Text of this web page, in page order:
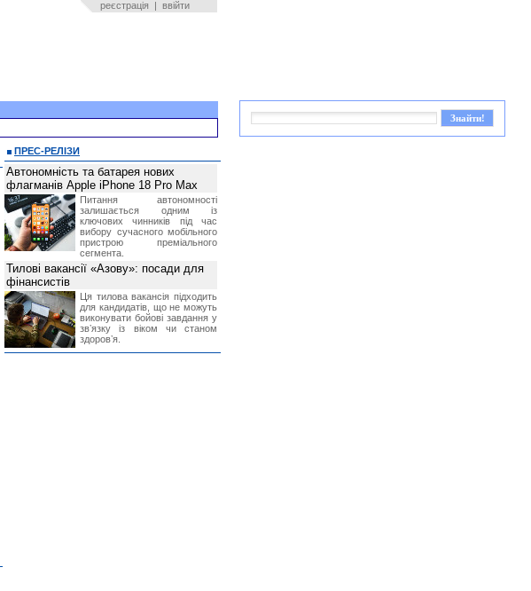
реєстрація | ввійти
ПРЕС-РЕЛІЗИ
Автономність та батарея нових
флагманів Apple iPhone 18 Pro Max
Питання автономності
залишається одним із
ключових чинників під час
вибору сучасного мобільного
пристрою преміального
сегмента.
Тилові вакансії «Азову»: посади для
фінансистів
Ця тилова вакансія підходить
для кандидатів, що не можуть
виконувати бойові завдання у
звʼязку із віком чи станом
здоровʼя.